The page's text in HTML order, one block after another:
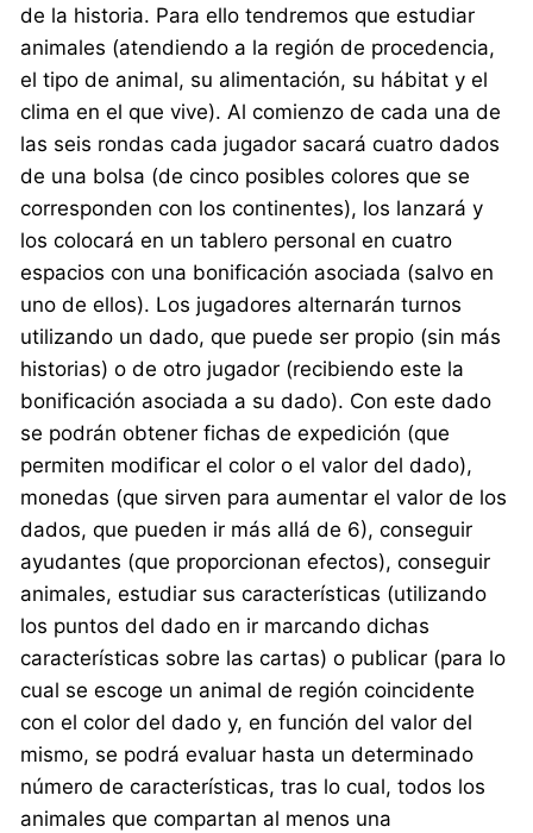
de la historia. Para ello tendremos que estudiar
animales (atendiendo a la región de procedencia,
el tipo de animal, su alimentación, su hábitat y el
clima en el que vive). Al comienzo de cada una de
las seis rondas cada jugador sacará cuatro dados
de una bolsa (de cinco posibles colores que se
corresponden con los continentes), los lanzará y
los colocará en un tablero personal en cuatro
espacios con una bonificación asociada (salvo en
uno de ellos). Los jugadores alternarán turnos
utilizando un dado, que puede ser propio (sin más
historias) o de otro jugador (recibiendo este la
bonificación asociada a su dado). Con este dado
se podrán obtener fichas de expedición (que
permiten modificar el color o el valor del dado),
monedas (que sirven para aumentar el valor de los
dados, que pueden ir más allá de 6), conseguir
ayudantes (que proporcionan efectos), conseguir
animales, estudiar sus características (utilizando
los puntos del dado en ir marcando dichas
características sobre las cartas) o publicar (para lo
cual se escoge un animal de región coincidente
con el color del dado y, en función del valor del
mismo, se podrá evaluar hasta un determinado
número de características, tras lo cual, todos los
animales que compartan al menos una